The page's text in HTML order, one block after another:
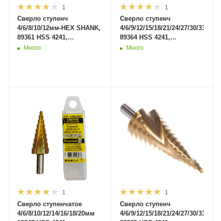
1
Сверло ступенч
4/6/8/10/12мм-HEX SHANK,
89361 HSS 4241,
полированное. (300шт/
Много
1
Сверло ступенч
4/6/9/12/15/18/21/24/27/30/33/
89364 HSS 4241,
полированное.
Много
1
Сверло ступенчатое
4/6/8/10/12/14/16/18/20мм
1
Сверло ступенч
4/6/9/12/15/18/21/24/27/30/33/